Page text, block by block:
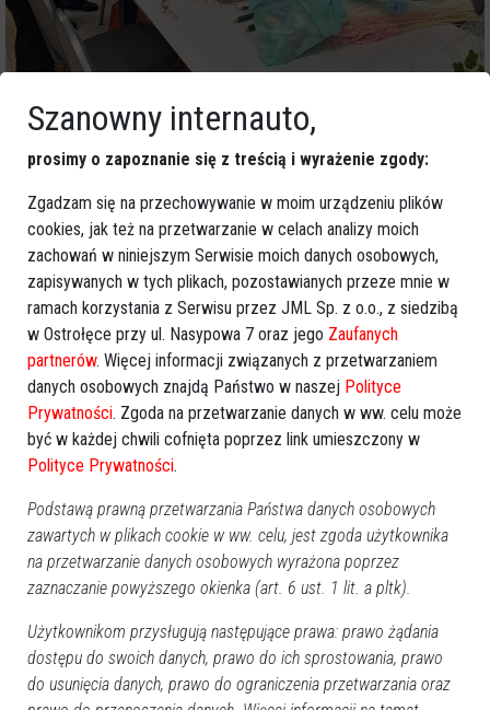
KGW Borawe
Szanowny internauto,
prosimy o zapoznanie się z treścią i wyrażenie zgody:
Zgadzam się na przechowywanie w moim urządzeniu plików
cookies, jak też na przetwarzanie w celach analizy moich
zachowań w niniejszym Serwisie moich danych osobowych,
zapisywanych w tych plikach, pozostawianych przeze mnie w
ramach korzystania z Serwisu przez JML Sp. z o.o., z siedzibą
w Ostrołęce przy ul. Nasypowa 7 oraz jego Zaufanych
partnerów. Więcej informacji związanych z przetwarzaniem
danych osobowych znajdą Państwo w naszej Polityce
Prywatności. Zgoda na przetwarzanie danych w ww. celu może
być w każdej chwili cofnięta poprzez link umieszczony w
Polityce Prywatności.
Podstawą prawną przetwarzania Państwa danych osobowych
zawartych w plikach cookie w ww. celu, jest zgoda użytkownika
na przetwarzanie danych osobowych wyrażona poprzez
zaznaczanie powyższego okienka (art. 6 ust. 1 lit. a pltk).
Użytkownikom przysługują następujące prawa: prawo żądania
dostępu do swoich danych, prawo do ich sprostowania, prawo
do usunięcia danych, prawo do ograniczenia przetwarzania oraz